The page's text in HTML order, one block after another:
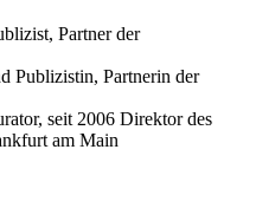
Partner der
Publizistin, Partnerin der
seit 2006 Direktor des
am Main